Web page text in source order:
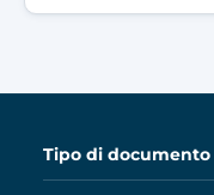
Tipo di documento